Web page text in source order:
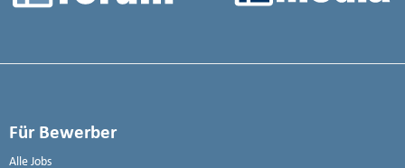
Für Bewerber
Alle Jobs